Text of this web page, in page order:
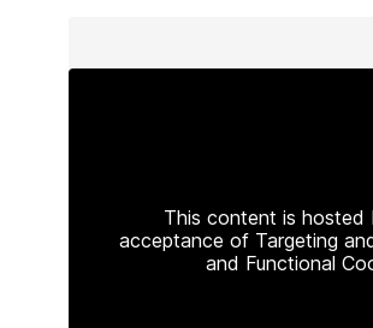
This content is
acceptance of Targeting
and Functional